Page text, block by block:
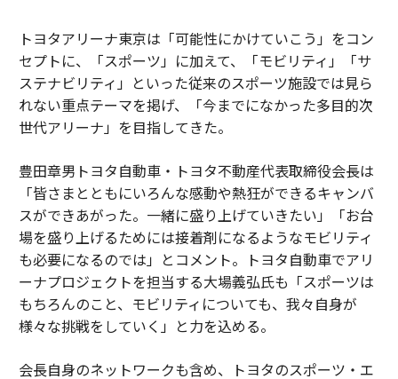
トヨタアリーナ東京は「可能性にかけていこう」をコン
セプトに、「スポーツ」に加えて、「モビリティ」「サ
ステナビリティ」といった従来のスポーツ施設では見ら
れない重点テーマを掲げ、「今までになかった多目的次
世代アリーナ」を目指してきた。
豊田章男トヨタ自動車・トヨタ不動産代表取締役会長は
「皆さまとともにいろんな感動や熱狂ができるキャンバ
スができあがった。一緒に盛り上げていきたい」「お台
場を盛り上げるためには接着剤になるようなモビリティ
も必要になるのでは」とコメント。トヨタ自動車でアリ
ーナプロジェクトを担当する大場義弘氏も「スポーツは
もちろんのこと、モビリティについても、我々自身が
様々な挑戦をしていく」と力を込める。
会長自身のネットワークも含め、トヨタのスポーツ・エ